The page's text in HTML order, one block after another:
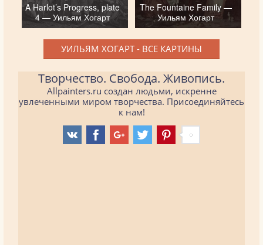
A Harlot’s Progress, plate
4 — Уильям Хогарт
The Fountaine Family —
Уильям Хогарт
УИЛЬЯМ ХОГАРТ - ВСЕ КАРТИНЫ
Творчество. Свобода. Живопись.
Allpainters.ru создан людьми, искренне
увлеченными миром творчества. Присоединяйтесь
к нам!